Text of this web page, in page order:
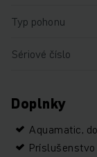
Typ pohonu
Sériové číslo
Doplnky
Aquamatic,